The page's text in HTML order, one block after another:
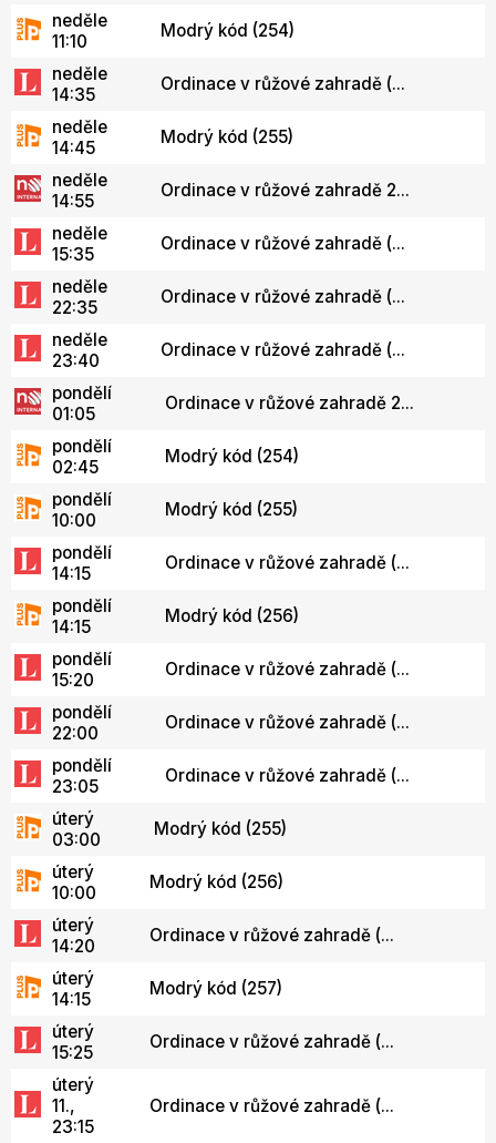
neděle
11:10
Modrý kód (254)
neděle
14:35
Ordinace v růžové zahradě (...
neděle
14:45
Modrý kód (255)
neděle
14:55
Ordinace v růžové zahradě 2...
neděle
15:35
Ordinace v růžové zahradě (...
neděle
22:35
Ordinace v růžové zahradě (...
neděle
23:40
Ordinace v růžové zahradě (...
pondělí
01:05
Ordinace v růžové zahradě 2...
pondělí
02:45
Modrý kód (254)
pondělí
10:00
Modrý kód (255)
pondělí
14:15
Ordinace v růžové zahradě (...
pondělí
14:15
Modrý kód (256)
pondělí
15:20
Ordinace v růžové zahradě (...
pondělí
22:00
Ordinace v růžové zahradě (...
pondělí
23:05
Ordinace v růžové zahradě (...
úterý
03:00
Modrý kód (255)
úterý
10:00
Modrý kód (256)
úterý
14:20
Ordinace v růžové zahradě (...
úterý
14:15
Modrý kód (257)
úterý
15:25
Ordinace v růžové zahradě (...
úterý
11.,
23:15
Ordinace v růžové zahradě (...